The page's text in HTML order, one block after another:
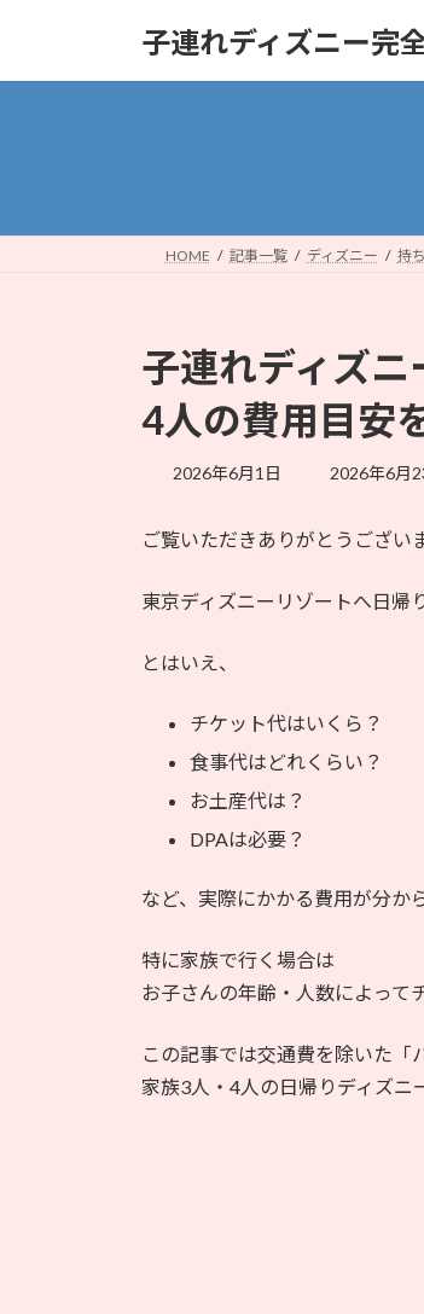
子連れディズニー完
HOME 記事一覧 ディズニー 持
子連れディズニ
4人の費用目安
2026年6月1日
最
新
2026年6月
ご覧いただきありがとうございま
東京ディズニーリゾートへ日帰
とはいえ、
チケット代はいくら？
食事代はどれくらい？
お土産代は？
DPAは必要？
など、実際にかかる費用が分か
特に家族で行く場合は
お子さんの年齢・人数によって
この記事では交通費を除いた「
家族3人・4人の日帰りディズニ